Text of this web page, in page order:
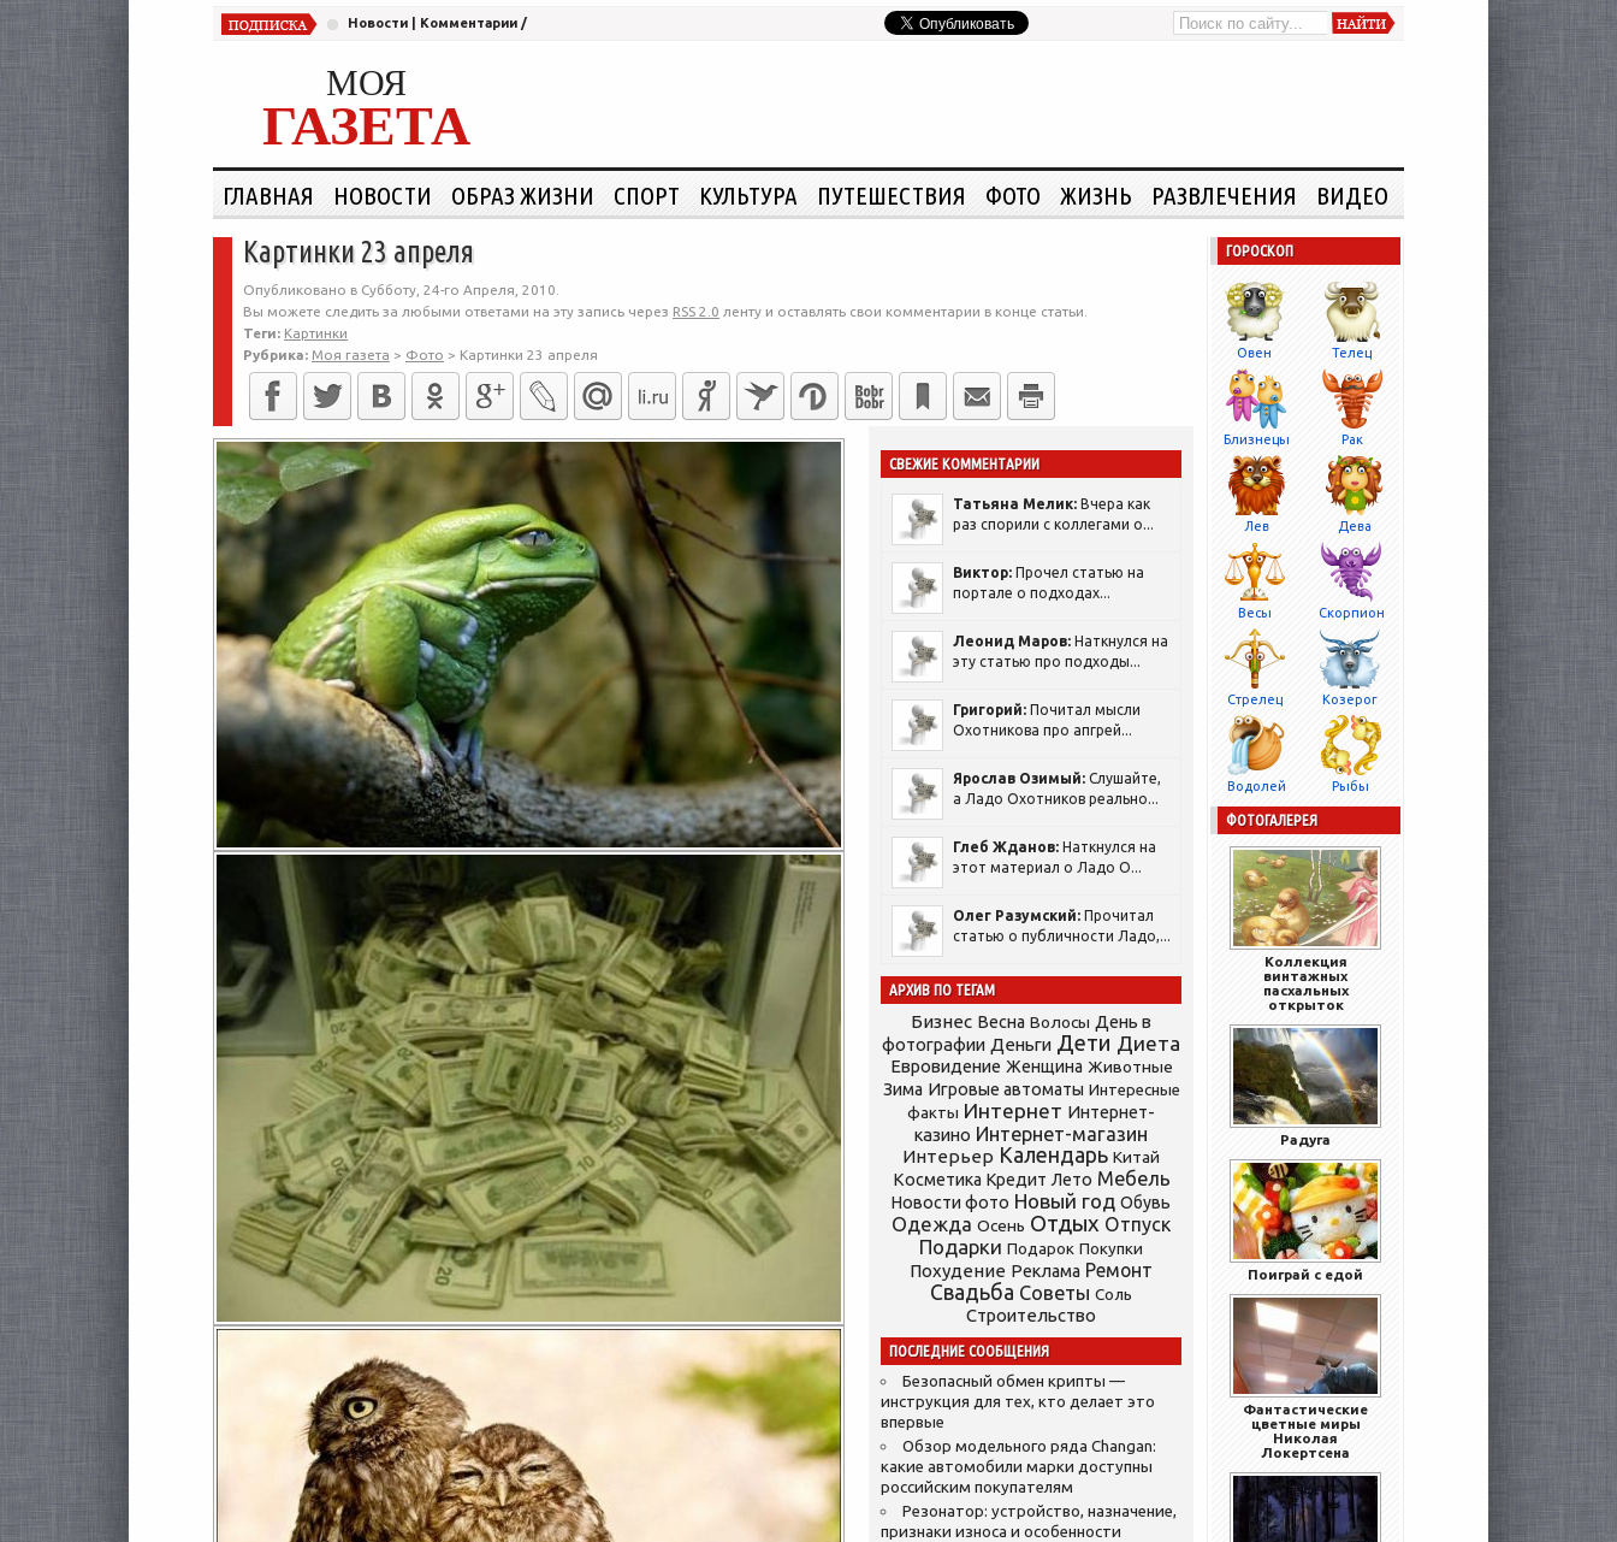
Новости Комментарии /
МОЯ
ГАЗЕТА
ГЛАВНАЯ НОВОСТИ ОБРАЗ ЖИЗНИ СПОРТ КУЛЬТУРА ПУТЕШЕСТВИЯ ФОТО ЖИЗНЬ РАЗВЛЕЧЕНИЯ ВИДЕО
Картинки 23 апреля
Опубликовано в Субботу, 24-го Апреля, 2010.
Вы можете следить за любыми ответами на эту запись через RSS 2.0 ленту и оставлять свои комментарии в конце статьи.
Теги: Картинки
Рубрика: Моя газета > Фото > Картинки 23 апреля
СВЕЖИЕ КОММЕНТАРИИ
Татьяна Мелик: Вчера как
раз спорили с коллегами о...
Виктор: Прочел статью на
портале о подходах...
Леонид Маров: Наткнулся на
эту статью про подходы...
Григорий: Почитал мысли
Охотникова про апгрей...
Ярослав Озимый: Слушайте,
а Ладо Охотников реально...
Глеб Жданов: Наткнулся на
этот материал о Ладо О...
Олег Разумский: Прочитал
статью о публичности Ладо,...
АРХИВ ПО ТЕГАМ
Бизнес Весна Волосы День в
фотографии Деньги Дети Диета
Евровидение Женщина Животные
Зима Игровые автоматы Интересные
факты Интернет Интернет-
казино Интернет-магазин
Интерьер Календарь Китай
Косметика Кредит Лето Мебель
Новости фото Новый год Обувь
Одежда Осень Отдых Отпуск
Подарки Подарок Покупки
Похудение Реклама Ремонт
Свадьба Советы Соль
Строительство
ПОСЛЕДНИЕ СООБЩЕНИЯ
Безопасный обмен крипты —
инструкция для тех, кто делает это
впервые
Обзор модельного ряда Changan:
какие автомобили марки доступны
российским покупателям
Резонатор: устройство, назначение,
признаки износа и особенности
ГОРОСКОП
Овен Телец
Близнецы Рак
Лев Дева
Весы Скорпион
Стрелец Козерог
Водолей Рыбы
ФОТОГАЛЕРЕЯ
Коллекция
винтажных
пасхальных
открыток
Радуга
Поиграй с едой
Фантастические
цветные миры
Николая
Локертсена